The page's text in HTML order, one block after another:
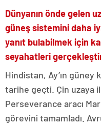
Dünyanın önde gelen
güneş sistemini daha
yanıt bulabilmek için
seyahatleri
Hindistan, Ay’ın güney
tarihe geçti. Çin uzaya
Perseverance aracı
görevini tamamladı.